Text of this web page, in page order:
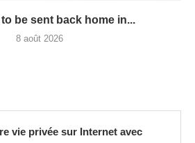
be sent back home in...
8 août 2026
vie privée sur Internet avec